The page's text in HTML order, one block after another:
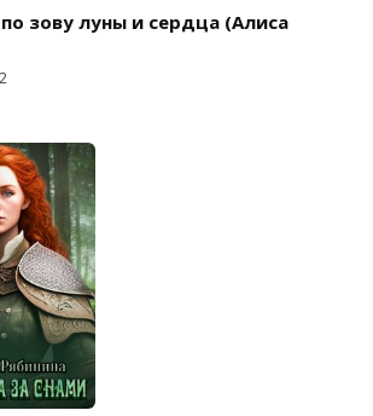
зову луны и сердца (Алиса